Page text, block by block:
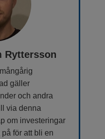
Ryttersson
gäller
och andra
via denna
om investeringar
för att bli en